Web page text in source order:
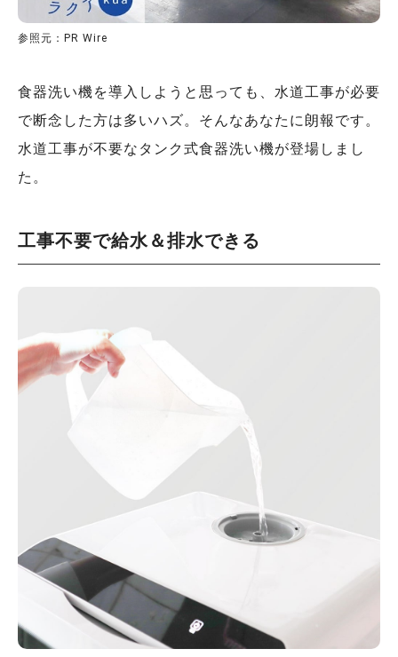
参照元：PR Wire
食器洗い機を導入しようと思っても、水道工事が必要
で断念した方は多いハズ。そんなあなたに朗報です。
水道工事が不要なタンク式食器洗い機が登場しまし
た。
工事不要で給水＆排水できる